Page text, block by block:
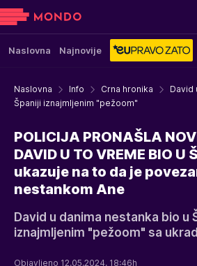
Naslovna Najnovije
Naslovna Info Crna hronika
David
Španiji iznajmljenim "pežoom"
POLICIJA PRONAŠLA
DAVID U TO VREME BIO U
ukazuje na to da je
nestankom Ane
David u danima nestanka bio u
iznajmljenim "pežoom" sa
Objavljeno 12.05.2024. 18:46h